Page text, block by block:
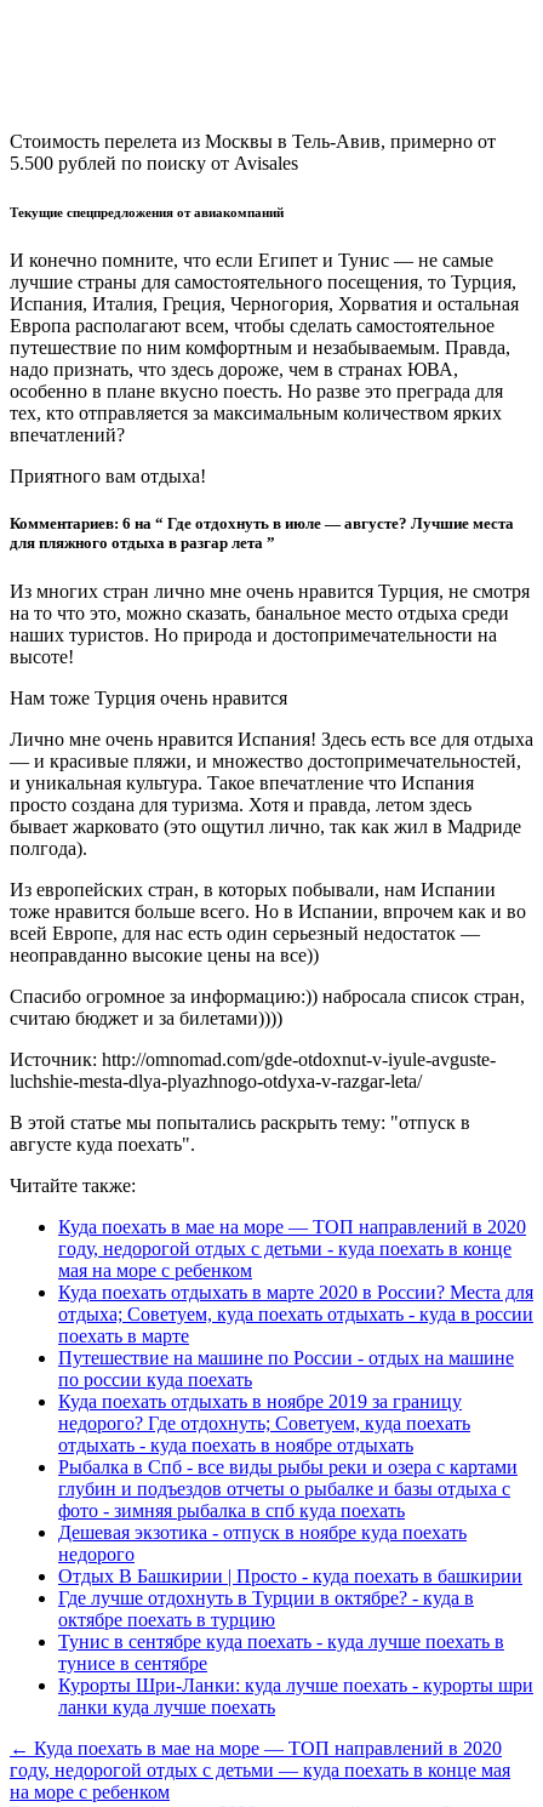
Стоимость перелета из Москвы в Тель-Авив, примерно от
5.500 рублей по поиску от Avisales
Текущие спецпредложения от авиакомпаний
И конечно помните, что если Египет и Тунис — не самые
лучшие страны для самостоятельного посещения, то Турция,
Испания, Италия, Греция, Черногория, Хорватия и остальная
Европа располагают всем, чтобы сделать самостоятельное
путешествие по ним комфортным и незабываемым. Правда,
надо признать, что здесь дороже, чем в странах ЮВА,
особенно в плане вкусно поесть. Но разве это преграда для
тех, кто отправляется за максимальным количеством ярких
впечатлений?
Приятного вам отдыха!
Комментариев: 6 на “ Где отдохнуть в июле — августе? Лучшие места
для пляжного отдыха в разгар лета ”
Из многих стран лично мне очень нравится Турция, не смотря
на то что это, можно сказать, банальное место отдыха среди
наших туристов. Но природа и достопримечательности на
высоте!
Нам тоже Турция очень нравится
Лично мне очень нравится Испания! Здесь есть все для отдыха
— и красивые пляжи, и множество достопримечательностей,
и уникальная культура. Такое впечатление что Испания
просто создана для туризма. Хотя и правда, летом здесь
бывает жарковато (это ощутил лично, так как жил в Мадриде
полгода).
Из европейских стран, в которых побывали, нам Испании
тоже нравится больше всего. Но в Испании, впрочем как и во
всей Европе, для нас есть один серьезный недостаток —
неоправданно высокие цены на все))
Спасибо огромное за информацию:)) набросала список стран,
считаю бюджет и за билетами))))
Источник: http://omnomad.com/gde-otdoxnut-v-iyule-avguste-
luchshie-mesta-dlya-plyazhnogo-otdyxa-v-razgar-leta/
В этой статье мы попытались раскрыть тему: "отпуск в
августе куда поехать".
Читайте также:
Куда поехать в мае на море — ТОП направлений в 2020
году, недорогой отдых с детьми - куда поехать в конце
мая на море с ребенком
Куда поехать отдыхать в марте 2020 в России? Места для
отдыха; Советуем, куда поехать отдыхать - куда в россии
поехать в марте
Путешествие на машине по России - отдых на машине
по россии куда поехать
Куда поехать отдыхать в ноябре 2019 за границу
недорого? Где отдохнуть; Советуем, куда поехать
отдыхать - куда поехать в ноябре отдыхать
Рыбалка в Спб - все виды рыбы реки и озера с картами
глубин и подъездов отчеты о рыбалке и базы отдыха с
фото - зимняя рыбалка в спб куда поехать
Дешевая экзотика - отпуск в ноябре куда поехать
недорого
Отдых В Башкирии | Просто - куда поехать в башкирии
Где лучше отдохнуть в Турции в октябре? - куда в
октябре поехать в турцию
Тунис в сентябре куда поехать - куда лучше поехать в
тунисе в сентябре
Курорты Шри-Ланки: куда лучше поехать - курорты шри
ланки куда лучше поехать
← Куда поехать в мае на море — ТОП направлений в 2020
году, недорогой отдых с детьми — куда поехать в конце мая
на море с ребенком